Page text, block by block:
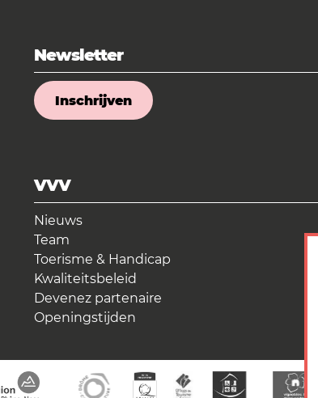
Newsletter
Inschrijven
VVV
Nieuws
Team
Toerisme & Handicap
Kwaliteitsbeleid
Devenez partenaire
Openingstijden